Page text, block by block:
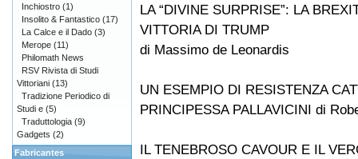
LA “DIVINE SURPRISE”: LA
VITTORIA DI TRUMP
di Massimo de Leonardis
UN ESEMPIO DI RESISTENZA
PRINCIPESSA PALLAVICINI di
IL TENEBROSO CAVOUR E IL
Inchiostro (1)
Insolito & Fantastico (17)
La Calce e il Dado (3)
Merope (11)
Philomath News
RSV Rivista di Studi
Vittoriani (13)
Tradizione Periodico di
Studi e (5)
Traduttologia (9)
Gadgets (2)
Fabricantes